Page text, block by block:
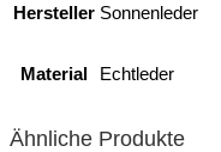
Hersteller Sonnenleder
Material Echtleder
Ähnliche Produkte